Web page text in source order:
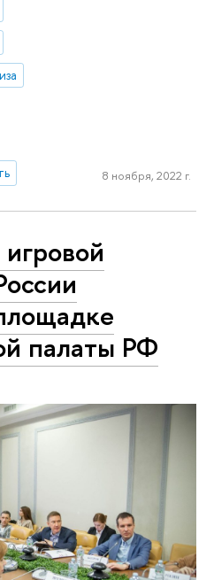
8 ноября, 2022 г.
палаты РФ